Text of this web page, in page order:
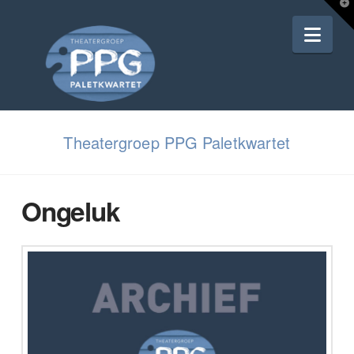
Theatergroep PPG Paletkwartet
Ongeluk